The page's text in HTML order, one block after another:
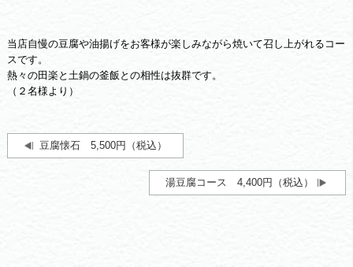
当店自慢の豆腐や油揚げをお客様が楽しみながら焼いて召し上がれるコー
スです。
熱々の田楽と土鍋の釜飯との相性は抜群です。
（２名様より）
豆腐懐石 5,500円（税込）
湯豆腐コース 4,400円（税込）